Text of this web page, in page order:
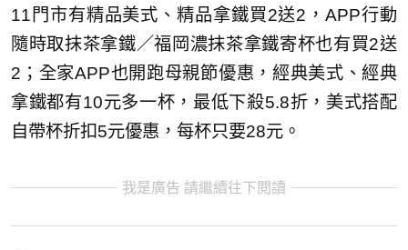
11門市有精品美式、精品拿鐵買2送2，APP行動
隨時取抹茶拿鐵／福岡濃抹茶拿鐵寄杯也有買2送
2；全家APP也開跑母親節優惠，經典美式、經典
拿鐵都有10元多一杯，最低下殺5.8折，美式搭配
自帶杯折扣5元優惠，每杯只要28元。
我是廣告 請繼續往下閱讀